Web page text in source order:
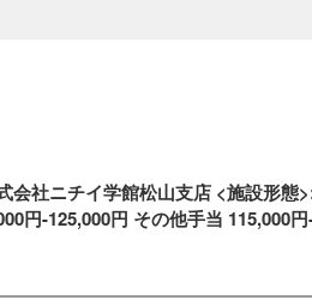
会社ニチイ学館松山支店 <施設形
円-125,000円 その他手当 115,000